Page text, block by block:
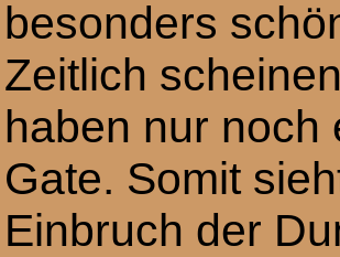
besonders
Zeitlich
haben nur noch
Gate. Somit
Einbruch der